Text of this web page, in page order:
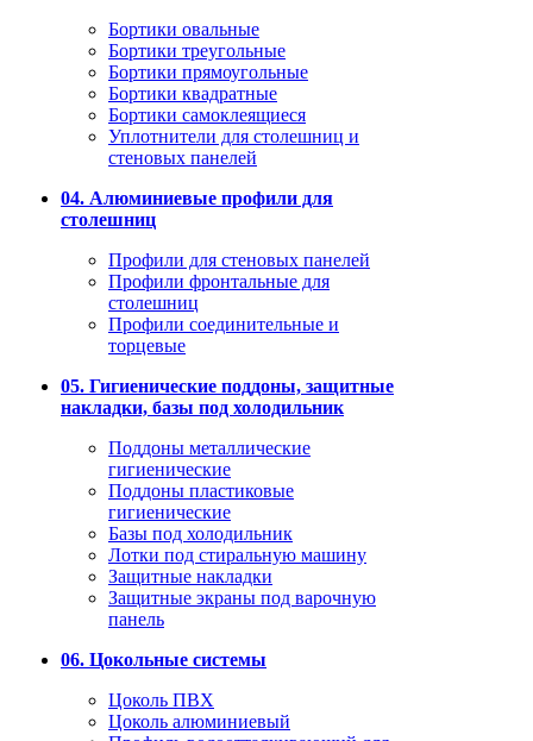
Бортики овальные
Бортики треугольные
Бортики прямоугольные
Бортики квадратные
Бортики самоклеящиеся
Уплотнители для столешниц и
стеновых панелей
04. Алюминиевые профили для
столешниц
Профили для стеновых панелей
Профили фронтальные для
столешниц
Профили соединительные и
торцевые
05. Гигиенические поддоны, защитные
накладки, базы под холодильник
Поддоны металлические
гигиенические
Поддоны пластиковые
гигиенические
Базы под холодильник
Лотки под стиральную машину
Защитные накладки
Защитные экраны под варочную
панель
06. Цокольные системы
Цоколь ПВХ
Цоколь алюминиевый